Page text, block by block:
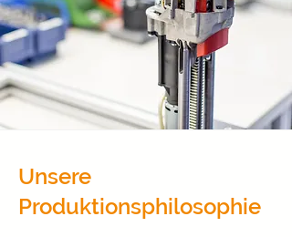
Unsere
Produktionsphilosophie